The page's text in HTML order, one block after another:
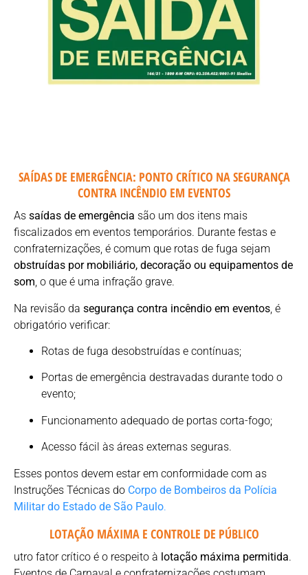
SAÍDAS DE EMERGÊNCIA: PONTO CRÍTICO NA SEGURANÇA
CONTRA INCÊNDIO EM EVENTOS
As saídas de emergência são um dos itens mais
fiscalizados em eventos temporários. Durante festas e
confraternizações, é comum que rotas de fuga sejam
obstruídas por mobiliário, decoração ou equipamentos de
som, o que é uma infração grave.
Na revisão da segurança contra incêndio em eventos , é
obrigatório verificar:
Rotas de fuga desobstruídas e contínuas;
Portas de emergência destravadas durante todo o
evento;
Funcionamento adequado de portas corta-fogo;
Acesso fácil às áreas externas seguras.
Esses pontos devem estar em conformidade com as
Instruções Técnicas do Corpo de Bombeiros da Polícia
Militar do Estado de São Paulo.
LOTAÇÃO MÁXIMA E CONTROLE DE PÚBLICO
utro fator crítico é o respeito à lotação máxima permitida.